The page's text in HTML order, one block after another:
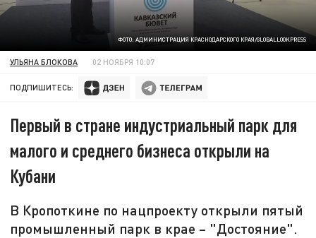
ФОТО: АДМИНИСТРАЦИЯ КРАСНОДАРСКОГО КРАЯ/GLOBALLOOKPRESS
УЛЬЯНА БЛОКОВА 02 НОЯБРЯ 10:07
ПОДПИШИТЕСЬ:
Первый в стране индустриальный парк для
малого и среднего бизнеса открыли на
Кубани
В Кропоткине по нацпроекту открыли пятый
промышленный парк в крае – "Достояние".